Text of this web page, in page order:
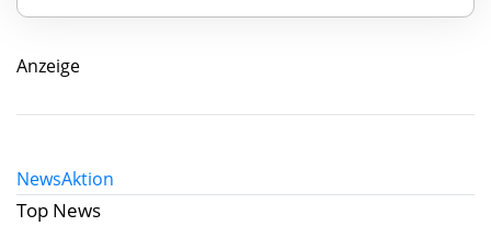
Anzeige
NewsAktion
Top News